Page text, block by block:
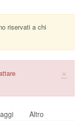
riservati a chi
×
Altro